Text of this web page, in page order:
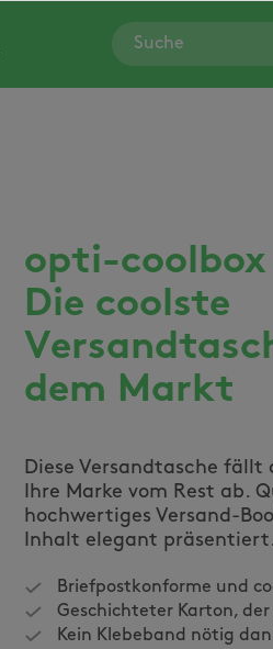
opti-coolbox
Die coolste
dem Markt
Diese Versandtasche
Ihre Marke vom Rest ab.
hochwertiges Versand-
Inhalt elegant präsentiert.
Briefpostkonforme und
Geschichteter Karton,
Kein Klebeband nötig